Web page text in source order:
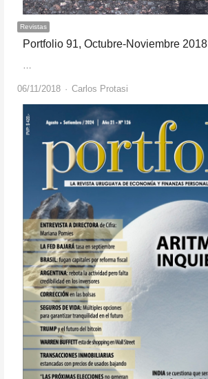
Revistas
Portfolio 91, Octubre-Noviembre 2018
…
06/11/2018 Author
Carlos Protasi